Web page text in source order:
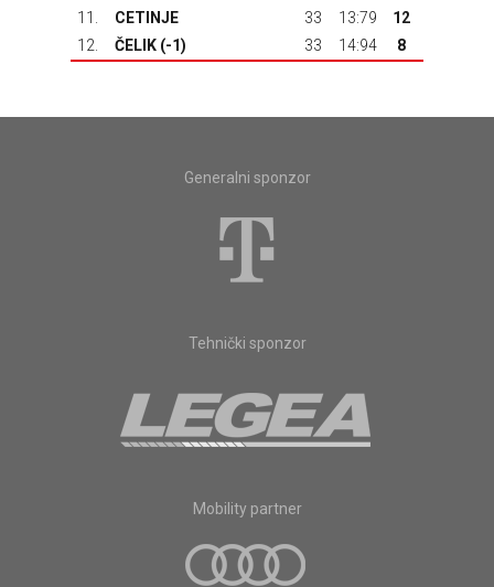
11.
CETINJE 33 13:79
12
12.
ČELIK (-1) 33 14:94 8
Generalni sponzor
Tehnički sponzor
Mobility partner